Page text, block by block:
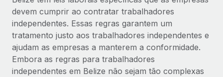
devem cumprir ao contratar trabalhadores
independentes. Essas regras garantem um
tratamento justo aos trabalhadores independentes e
ajudam as empresas a manterem a conformidade.
Embora as regras para trabalhadores
independentes em Belize não sejam tão complexas